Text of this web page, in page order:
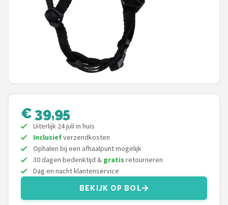
BBB Cycling
Schwalbe
Voltano
Shimano
€ 39,95
Uiterlijk 24 juli in huis
Inclusiefverzendkosten
Ophalen bij een afhaalpunt mogelijk
30 dagen bedenktijd & gratis retourneren
Dag en nacht klantenservice
BEKIJK OP BOL